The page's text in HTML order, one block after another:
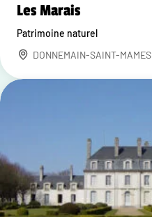
Les Marais
Patrimoine naturel
DONNEMAIN-SAINT-MAMES